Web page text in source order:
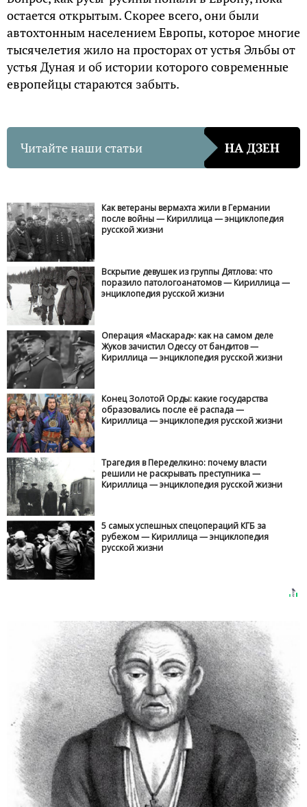
остается открытым. Скорее всего, они были
автохтонным населением Европы, которое многие
тысячелетия жило на просторах от устья Эльбы от
устья Дуная и об истории которого современные
европейцы стараются забыть.
Читайте наши статьи НА ДЗЕН
Как ветераны вермахта жили в Германии
после войны — Кириллица — энциклопедия
русской жизни
Вскрытие девушек из группы Дятлова: что
поразило патологоанатомов — Кириллица —
энциклопедия русской жизни
Операция «Маскарад»: как на самом деле
Жуков зачистил Одессу от бандитов —
Кириллица — энциклопедия русской жизни
Конец Золотой Орды: какие государства
образовались после её распада —
Кириллица — энциклопедия русской жизни
Трагедия в Переделкино: почему власти
решили не раскрывать преступника —
Кириллица — энциклопедия русской жизни
5 самых успешных спецопераций КГБ за
рубежом — Кириллица — энциклопедия
русской жизни